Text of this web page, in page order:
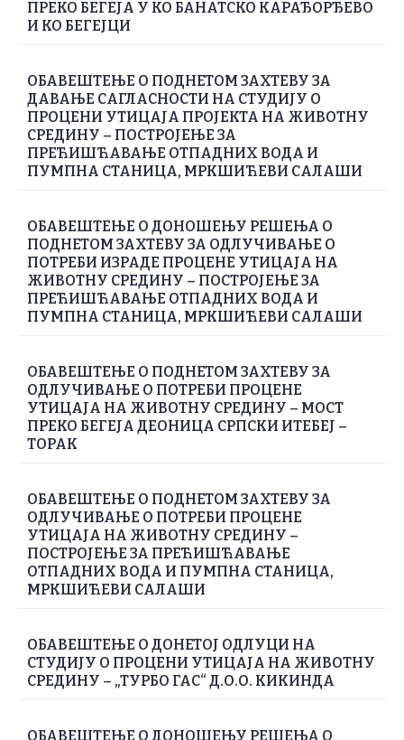
ПРЕКО БЕГЕЈА У КО БАНАТСКО КАРАЂОРЂЕВО
И КО БЕГЕЈЦИ
ОБАВЕШТЕЊЕ О ПОДНЕТОМ ЗАХТЕВУ ЗА
ДАВАЊЕ САГЛАСНОСТИ НА СТУДИЈУ О
ПРОЦЕНИ УТИЦАЈА ПРОЈЕКТА НА ЖИВОТНУ
СРЕДИНУ – ПОСТРОЈЕЊЕ ЗА
ПРЕЋИШЋАВАЊЕ ОТПАДНИХ ВОДА И
ПУМПНА СТАНИЦА, МРКШИЋЕВИ САЛАШИ
ОБАВЕШТЕЊЕ О ДОНОШЕЊУ РЕШЕЊА О
ПОДНЕТОМ ЗАХТЕВУ ЗА ОДЛУЧИВАЊЕ О
ПОТРЕБИ ИЗРАДЕ ПРОЦЕНЕ УТИЦАЈА НА
ЖИВОТНУ СРЕДИНУ – ПОСТРОЈЕЊЕ ЗА
ПРЕЋИШЋАВАЊЕ ОТПАДНИХ ВОДА И
ПУМПНА СТАНИЦА, МРКШИЋЕВИ САЛАШИ
ОБАВЕШТЕЊЕ О ПОДНЕТОМ ЗАХТЕВУ ЗА
ОДЛУЧИВАЊЕ О ПОТРЕБИ ПРОЦЕНЕ
УТИЦАЈА НА ЖИВОТНУ СРЕДИНУ – МОСТ
ПРЕКО БЕГЕЈА ДЕОНИЦА СРПСКИ ИТЕБЕЈ –
ТОРАК
ОБАВЕШТЕЊЕ О ПОДНЕТОМ ЗАХТЕВУ ЗА
ОДЛУЧИВАЊЕ О ПОТРЕБИ ПРОЦЕНЕ
УТИЦАЈА НА ЖИВОТНУ СРЕДИНУ –
ПОСТРОЈЕЊЕ ЗА ПРЕЋИШЋАВАЊЕ
ОТПАДНИХ ВОДА И ПУМПНА СТАНИЦА,
МРКШИЋЕВИ САЛАШИ
ОБАВЕШТЕЊЕ О ДОНЕТОЈ ОДЛУЦИ НА
СТУДИЈУ О ПРОЦЕНИ УТИЦАЈА НА ЖИВОТНУ
СРЕДИНУ – „ТУРБО ГАС“ Д.О.О. КИКИНДА
ОБАВЕШТЕЊЕ О ДОНОШЕЊУ РЕШЕЊА О